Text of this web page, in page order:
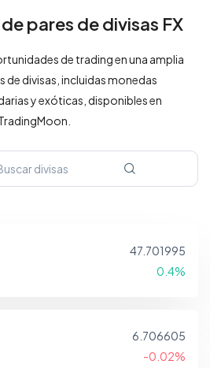
pares de divisas FX
de trading en una amplia
de divisas, incluidas monedas
y exóticas, disponibles en
47.701995
0.4%
6.706605
-0.02%